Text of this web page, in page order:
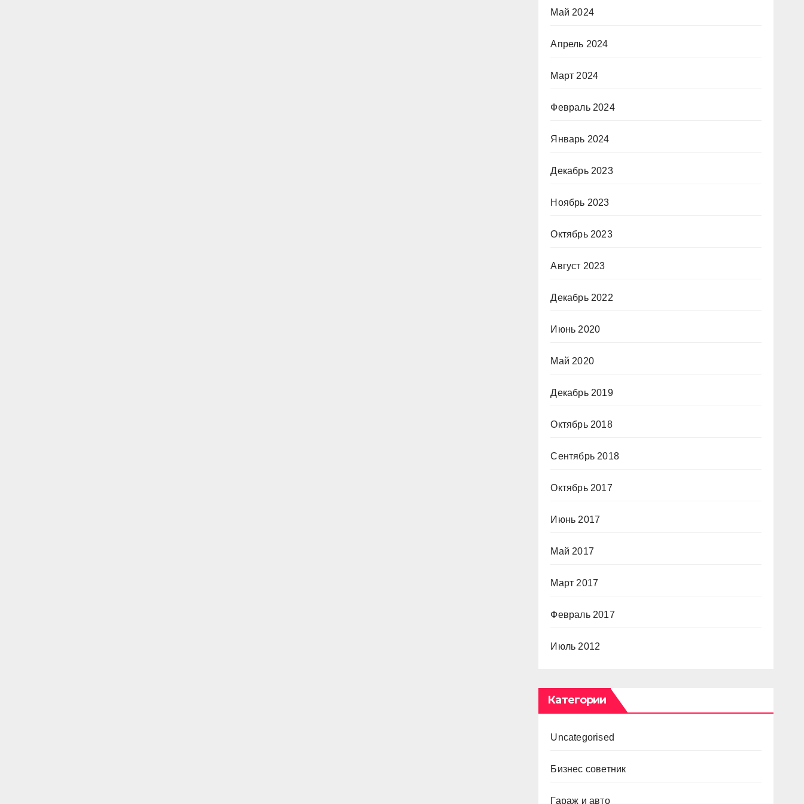
Май 2024
Апрель 2024
Март 2024
Февраль 2024
Январь 2024
Декабрь 2023
Ноябрь 2023
Октябрь 2023
Август 2023
Декабрь 2022
Июнь 2020
Май 2020
Декабрь 2019
Октябрь 2018
Сентябрь 2018
Октябрь 2017
Июнь 2017
Май 2017
Март 2017
Февраль 2017
Июль 2012
Категории
Uncategorised
Бизнес советник
Гараж и авто